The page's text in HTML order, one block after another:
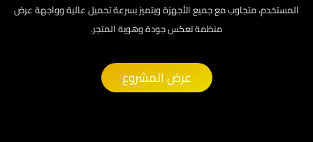
المستخدم، متجاوب مع جميع الأجهزة ويتميز بسرعة تحميل عالية وواجهة عرض
منظمة تعكس جودة وهوية المتجر.
عرض المشروع